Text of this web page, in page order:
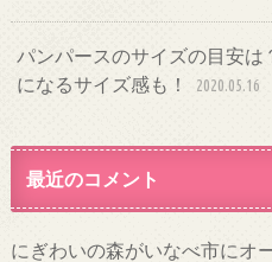
パンパースのサイズの目安
になるサイズ感も！
2020.05.16
最近のコメント
にぎわいの森がいなべ市にオ